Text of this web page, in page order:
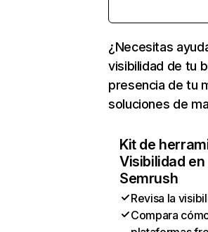
¿Necesitas
visibilidad de tu
presencia de tu
soluciones de
Kit de
Visibilidad en
Semrush
Revisa la
Compara